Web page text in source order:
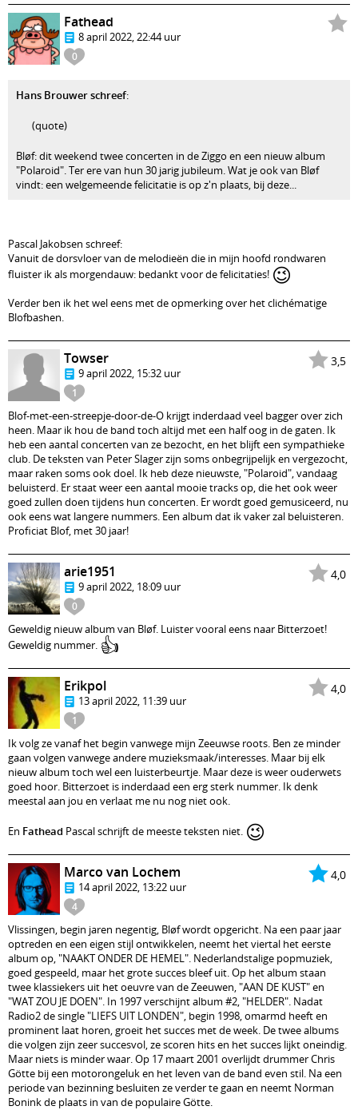
0
Fathead
8 april 2022, 22:44 uur
Hans Brouwer schreef:
(quote)
Bløf: dit weekend twee concerten in de Ziggo en een nieuw album
"Polaroid". Ter ere van hun 30 jarig jubileum. Wat je ook van Bløf
vindt: een welgemeende felicitatie is op z'n plaats, bij deze...
Pascal Jakobsen schreef:
Vanuit de dorsvloer van de melodieën die in mijn hoofd rondwaren
fluister ik als morgendauw: bedankt voor de felicitaties! 😉
Verder ben ik het wel eens met de opmerking over het clichématige
Blofbashen.
3,5
1
Towser
9 april 2022, 15:32 uur
Blof-met-een-streepje-door-de-O krijgt inderdaad veel bagger over zich
heen. Maar ik hou de band toch altijd met een half oog in de gaten. Ik
heb een aantal concerten van ze bezocht, en het blijft een sympathieke
club. De teksten van Peter Slager zijn soms onbegrijpelijk en vergezocht,
maar raken soms ook doel. Ik heb deze nieuwste, "Polaroid", vandaag
beluisterd. Er staat weer een aantal mooie tracks op, die het ook weer
goed zullen doen tijdens hun concerten. Er wordt goed gemusiceerd, nu
ook eens wat langere nummers. Een album dat ik vaker zal beluisteren.
Proficiat Blof, met 30 jaar!
4,0
0
arie1951
9 april 2022, 18:09 uur
Geweldig nieuw album van Bløf. Luister vooral eens naar Bitterzoet!
Geweldig nummer. 👍
4,0
1
Erikpol
13 april 2022, 11:39 uur
Ik volg ze vanaf het begin vanwege mijn Zeeuwse roots. Ben ze minder
gaan volgen vanwege andere muzieksmaak/interesses. Maar bij elk
nieuw album toch wel een luisterbeurtje. Maar deze is weer ouderwets
goed hoor. Bitterzoet is inderdaad een erg sterk nummer. Ik denk
meestal aan jou en verlaat me nu nog niet ook.
En Fathead Pascal schrijft de meeste teksten niet. 😉
4,0
4
Marco van Lochem
14 april 2022, 13:22 uur
Vlissingen, begin jaren negentig, Bløf wordt opgericht. Na een paar jaar
optreden en een eigen stijl ontwikkelen, neemt het viertal het eerste
album op, "NAAKT ONDER DE HEMEL". Nederlandstalige popmuziek,
goed gespeeld, maar het grote succes bleef uit. Op het album staan
twee klassiekers uit het oeuvre van de Zeeuwen, "AAN DE KUST" en
"WAT ZOU JE DOEN". In 1997 verschijnt album #2, "HELDER". Nadat
Radio2 de single "LIEFS UIT LONDEN", begin 1998, omarmd heeft en
prominent laat horen, groeit het succes met de week. De twee albums
die volgen zijn zeer succesvol, ze scoren hits en het succes lijkt oneindig.
Maar niets is minder waar. Op 17 maart 2001 overlijdt drummer Chris
Götte bij een motorongeluk en het leven van de band even stil. Na een
periode van bezinning besluiten ze verder te gaan en neemt Norman
Bonink de plaats in van de populaire Götte.